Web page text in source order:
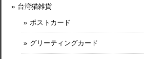
台湾猫雑貨
ポストカード
グリーティングカード